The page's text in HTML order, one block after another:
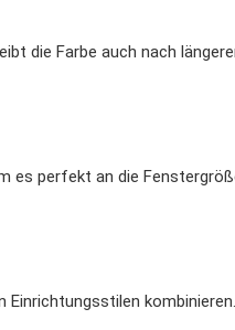
die Farbe auch nach
es perfekt an die
Einrichtungsstilen